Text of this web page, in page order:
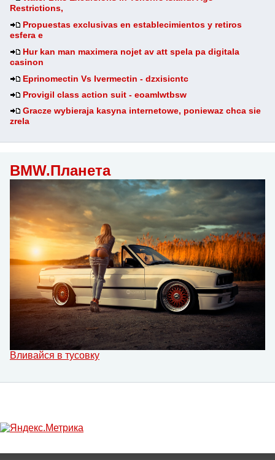
Restrictions,
Propuestas exclusivas en establecimientos y retiros
esfera e
Hur kan man maximera nojet av att spela pa digitala
casinon
Eprinomectin Vs Ivermectin - dzxisicntc
Provigil class action suit - eoamlwtbsw
Gracze wybieraja kasyna internetowe, poniewaz chca sie
zrela
BMW.Планета
Вливайся в тусовку